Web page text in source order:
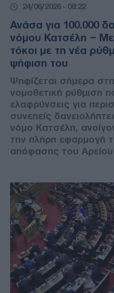
24/06/2026 - 08:22
Ανάσα για 100.000
νόμου Κατσέλη –
τόκοι με τη νέα
ψήφιση του
Ψηφίζεται σήμερα
νομοθετική ρύθμιση
ελαφρύνσεις για
συνεπείς
νόμο Κατσέλη,
την πλήρη εφαρμογή
απόφασης του